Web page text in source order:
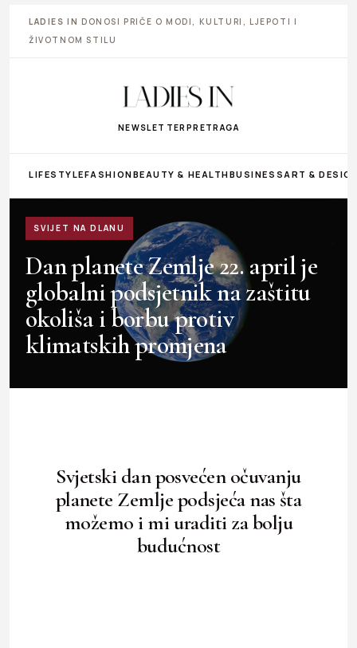
LADIES IN DONOSI PRIČE O MODI, KULTURI, LJEPOTI I
ŽIVOTNOM STILU
NEWSLETTER PRETRAGA
LIFESTYLEFASHIONBEAUTY & HEALTHBUSINESS ART &
SVIJET NA DLANU
Dan planete Zemlje 22. april je
globalni podsjetnik na zaštitu
okoliša i borbu protiv
klimatskih promjena
Svjetski dan posvećen očuvanju
planete Zemlje podsjeća nas šta
možemo i mi uraditi za bolju
budućnost